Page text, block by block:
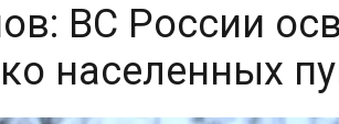
ВС России
населенных